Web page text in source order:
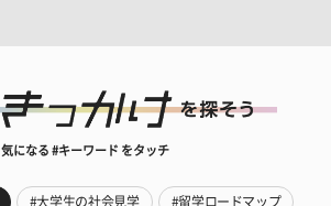
気になる #キーワード をタッチ
#大学生の社会見学 #留学ロードマップ